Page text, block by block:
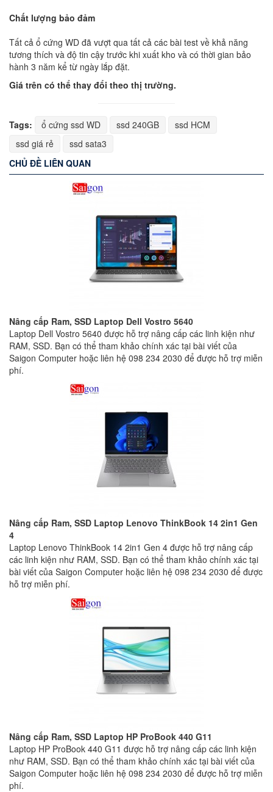
Chất lượng bảo đảm
Tất cả ổ cứng WD đã vượt qua tất cả các bài test về khả năng
tương thích và độ tin cậy trước khi xuất kho và có thời gian bảo
hành 3 năm kể từ ngày lắp đặt.
Giá trên có thể thay đổi theo thị trường.
Tags: ổ cứng ssd WD ssd 240GB
ssd HCM
ssd giá rẻ
ssd sata3
CHỦ ĐỀ LIÊN QUAN
Nâng cấp Ram, SSD Laptop Dell Vostro 5640
Laptop Dell Vostro 5640 được hỗ trợ nâng cấp các linh kiện như
RAM, SSD. Bạn có thể tham khảo chính xác tại bài viết của
Saigon Computer hoặc liên hệ 098 234 2030 để được hỗ trợ miễn
phí.
Nâng cấp Ram, SSD Laptop Lenovo ThinkBook 14 2in1 Gen
4
Laptop Lenovo ThinkBook 14 2in1 Gen 4 được hỗ trợ nâng cấp
các linh kiện như RAM, SSD. Bạn có thể tham khảo chính xác tại
bài viết của Saigon Computer hoặc liên hệ 098 234 2030 để được
hỗ trợ miễn phí.
Nâng cấp Ram, SSD Laptop HP ProBook 440 G11
Laptop HP ProBook 440 G11 được hỗ trợ nâng cấp các linh kiện
như RAM, SSD. Bạn có thể tham khảo chính xác tại bài viết của
Saigon Computer hoặc liên hệ 098 234 2030 để được hỗ trợ miễn
phí.